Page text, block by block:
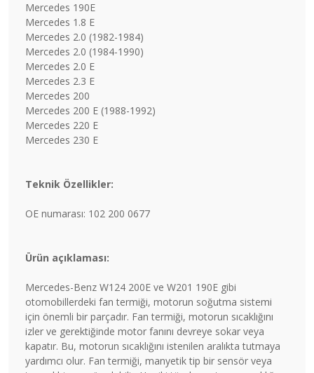
Mercedes 190E
Mercedes 1.8 E
Mercedes 2.0 (1982-1984)
Mercedes 2.0 (1984-1990)
Mercedes 2.0 E
Mercedes 2.3 E
Mercedes 200
Mercedes 200 E (1988-1992)
Mercedes 220 E
Mercedes 230 E
Teknik Özellikler:
OE numarası: 102 200 0677
Ürün açıklaması:
Mercedes-Benz W124 200E ve W201 190E gibi
otomobillerdeki fan termiği, motorun soğutma sistemi
için önemli bir parçadır. Fan termiği, motorun sıcaklığını
izler ve gerektiğinde motor fanını devreye sokar veya
kapatır. Bu, motorun sıcaklığını istenilen aralıkta tutmaya
yardımcı olur. Fan termiği, manyetik tip bir sensör veya